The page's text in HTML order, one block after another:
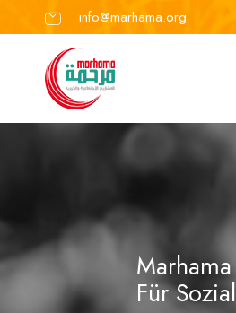
info@marhama.org
Marhama
Für Sozial